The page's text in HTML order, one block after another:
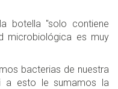
botella "solo contiene
microbiológica es muy
bacterias de nuestra
a esto le sumamos la